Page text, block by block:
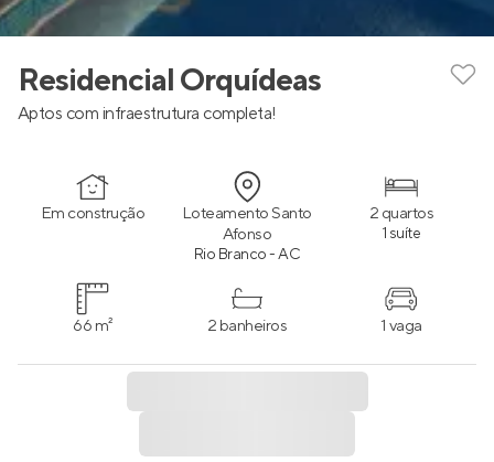
Residencial Orquídeas
Aptos com infraestrutura completa!
Em construção
Loteamento Santo
Afonso
Rio Branco - AC
2 quartos
1 suíte
66 m² 2 banheiros 1 vaga